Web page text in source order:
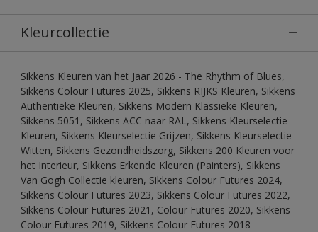
Kleurcollectie
Sikkens Kleuren van het Jaar 2026 - The Rhythm of Blues,
Sikkens Colour Futures 2025, Sikkens RIJKS Kleuren, Sikkens
Authentieke Kleuren, Sikkens Modern Klassieke Kleuren,
Sikkens 5051, Sikkens ACC naar RAL, Sikkens Kleurselectie
Kleuren, Sikkens Kleurselectie Grijzen, Sikkens Kleurselectie
Witten, Sikkens Gezondheidszorg, Sikkens 200 Kleuren voor
het Interieur, Sikkens Erkende Kleuren (Painters), Sikkens
Van Gogh Collectie kleuren, Sikkens Colour Futures 2024,
Sikkens Colour Futures 2023, Sikkens Colour Futures 2022,
Sikkens Colour Futures 2021, Colour Futures 2020, Sikkens
Colour Futures 2019, Sikkens Colour Futures 2018